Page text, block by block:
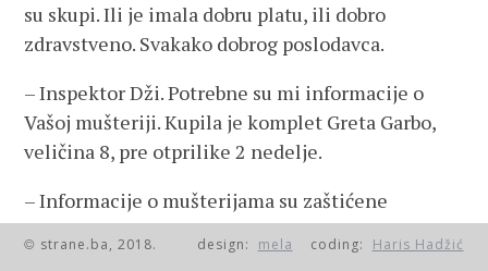
su skupi. Ili je imala dobru platu, ili dobro
zdravstveno. Svakako dobrog poslodavca.
– Inspektor Dži. Potrebne su mi informacije o
Vašoj mušteriji. Kupila je komplet Greta Garbo,
veličina 8, pre otprilike 2 nedelje.
– Informacije o mušterijama su zaštićene
zakonom, ne mogu da Vam pomognem. A i za to
bi svakako morali da se obratite Greti.
© strane.ba, 2018. design: mela coding: Haris Hadžić